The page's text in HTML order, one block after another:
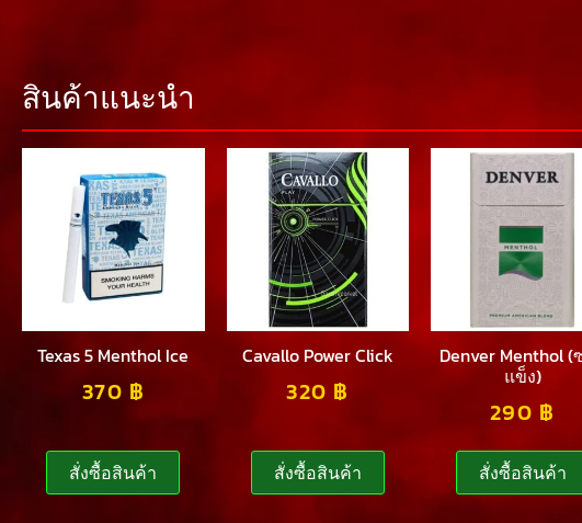
สินค้าแนะนำ
Texas 5 Menthol Ice
370 ฿
สั่งซื้อสินค้า
Cavallo Power Click
320 ฿
สั่งซื้อสินค้า
Denver Menthol (
แข็ง)
290 ฿
สั่งซื้อสินค้า